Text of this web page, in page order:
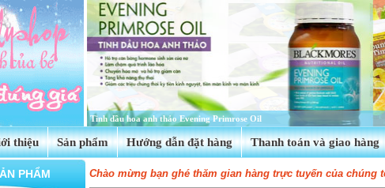
Tinh dầu hoa anh thảo Evening Primrose Oil
thiệu Sản phẩm Hướng dẫn đặt hàng Thanh toán và giao hàng
PHẨM Chào mừng bạn ghé thăm gian hàng trực tuyến của chúng